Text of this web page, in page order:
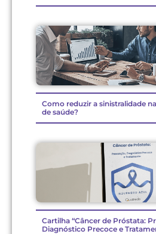
Como reduzir a sinistralidade
de saúde?
Cartilha “Câncer de Próstata:
Diagnóstico Precoce e